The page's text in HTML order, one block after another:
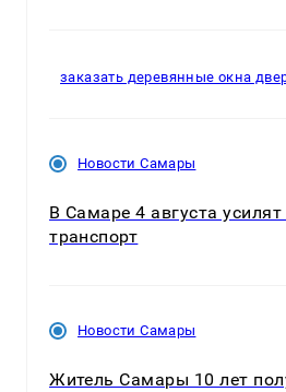
заказать деревянные окна
Новости Самары
В Самаре 4 августа
транспорт
Новости Самары
Житель Самары 10 лет